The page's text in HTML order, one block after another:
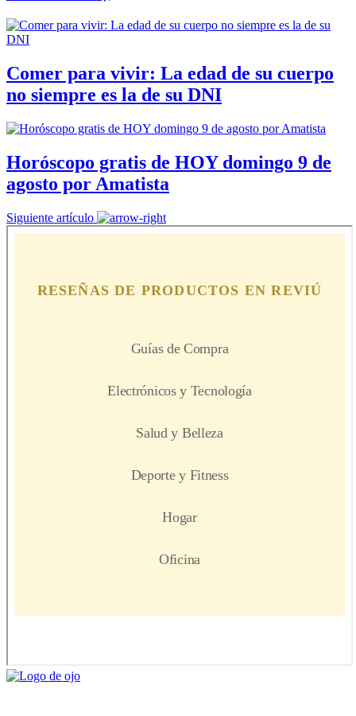
Comer para vivir: La edad de su cuerpo
no siempre es la de su DNI
Horóscopo gratis de HOY domingo 9 de
agosto por Amatista
Siguiente artículo